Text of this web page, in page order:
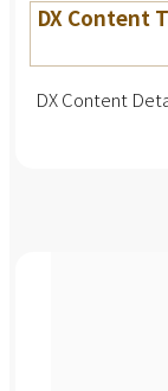
DX Content
DX Content